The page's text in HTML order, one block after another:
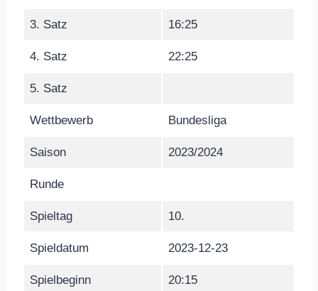
3. Satz 16:25
4. Satz 22:25
5. Satz
Wettbewerb Bundesliga
Saison 2023/2024
Runde
Spieltag 10.
Spieldatum 2023-12-23
Spielbeginn 20:15